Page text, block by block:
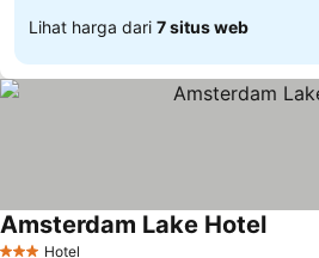
Lihat harga dari 7 situs web
Hotel
Amsterdam Lake Hotel